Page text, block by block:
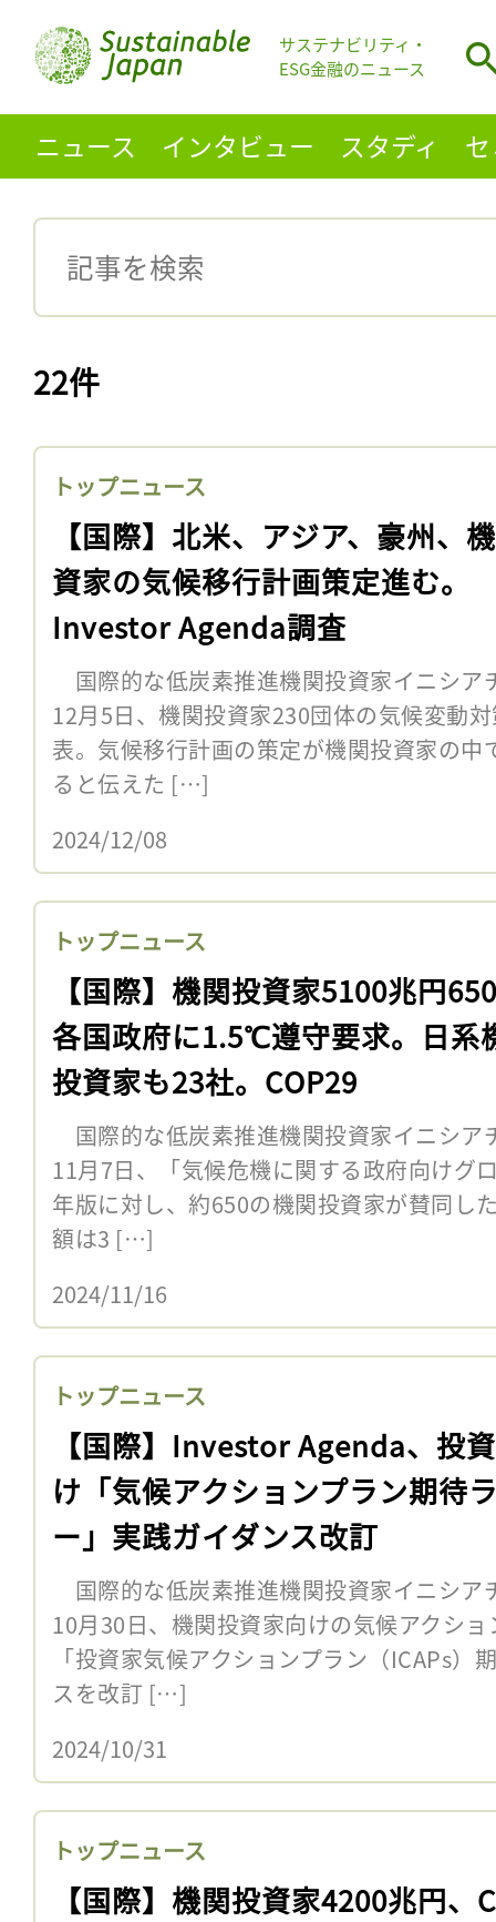
サステナビリティ・
ESG金融のニュース
ニュース インタビュー スタディ
22件
トップニュース
【国際】北米、アジア、豪州、
資家の気候移行計画策定進む。
Investor Agenda調査
国際的な低炭素推進機関投資家イニシ
12月5日、機関投資家230団体の気候変動
表。気候移行計画の策定が機関投資家の
ると伝えた […]
2024/12/08
トップニュース
【国際】機関投資家5100兆円
各国政府に1.5℃遵守要求。日系
投資家も23社。COP29
国際的な低炭素推進機関投資家イニシ
11月7日、「気候危機に関する政府向けグ
年版に対し、約650の機関投資家が賛同し
額は3 […]
2024/11/16
トップニュース
【国際】Investor Agenda、投
け「気候アクションプラン期待
ー」実践ガイダンス改訂
国際的な低炭素推進機関投資家イニシ
10月30日、機関投資家向けの気候アクシ
「投資家気候アクションプラン（ICAPs）
スを改訂 […]
2024/10/31
トップニュース
【国際】機関投資家4200兆円、